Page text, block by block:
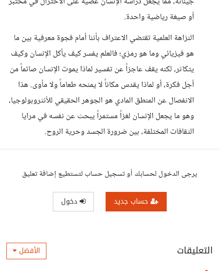
أو صيغة رياضية واحدة.
النزاهة العلمية تقتضي الاعتراف بأننا أمام فجوة معرفية بين ما
هو فيزيائي وما هو رمزي؛ فالعلم يفسر كيف يأكل الإنسان وكيف
يتكاثر، لكنه يقف عاجزاً عن تفسير لماذا يموت الإنسان صائماً من
أجل فكرة، أو لماذا يقدس مكاناً لا يمنحه طعاماً ولا مأوى. هذا
الانفصال عن المنطق المادي هو الجوهر الحقيقي للأنثروبولوجيا،
وهو ما يجعل الإنسان لغزاً مستمراً يبحث عن نفسه في مرايا
الثقافات المختلفة، بين ضرورة الجسد وحرية الروح.
يرجى الدخول لحسابك أو تسجيل حساب لتستطيع إضافة تعليق
حساب جديد دخول
التعليقات الأفضل